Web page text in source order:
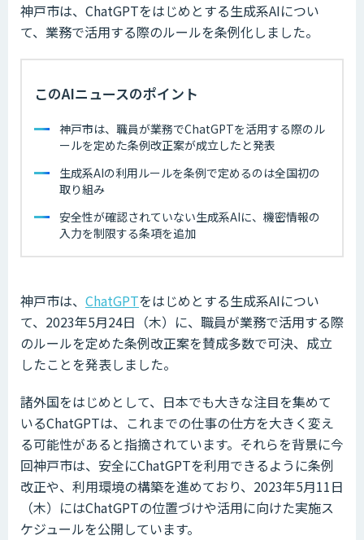
神戸市は、ChatGPTをはじめとする生成系AIについ
て、業務で活用する際のルールを条例化しました。
このAIニュースのポイント
神戸市は、職員が業務でChatGPTを活用する際のル
ールを定めた条例改正案が成立したと発表
生成系AIの利用ルールを条例で定めるのは全国初の
取り組み
安全性が確認されていない生成系AIに、機密情報の
入力を制限する条項を追加
神戸市は、 ChatGPTをはじめとする生成系AIについ
て、2023年5月24日（木）に、職員が業務で活用する際
のルールを定めた条例改正案を賛成多数で可決、成立
したことを発表しました。
諸外国をはじめとして、日本でも大きな注目を集めて
いるChatGPTは、これまでの仕事の仕方を大きく変え
る可能性があると指摘されています。それらを背景に今
回神戸市は、安全にChatGPTを利用できるように条例
改正や、利用環境の構築を進めており、2023年5月11日
（木）にはChatGPTの位置づけや活用に向けた実施ス
ケジュールを公開しています。